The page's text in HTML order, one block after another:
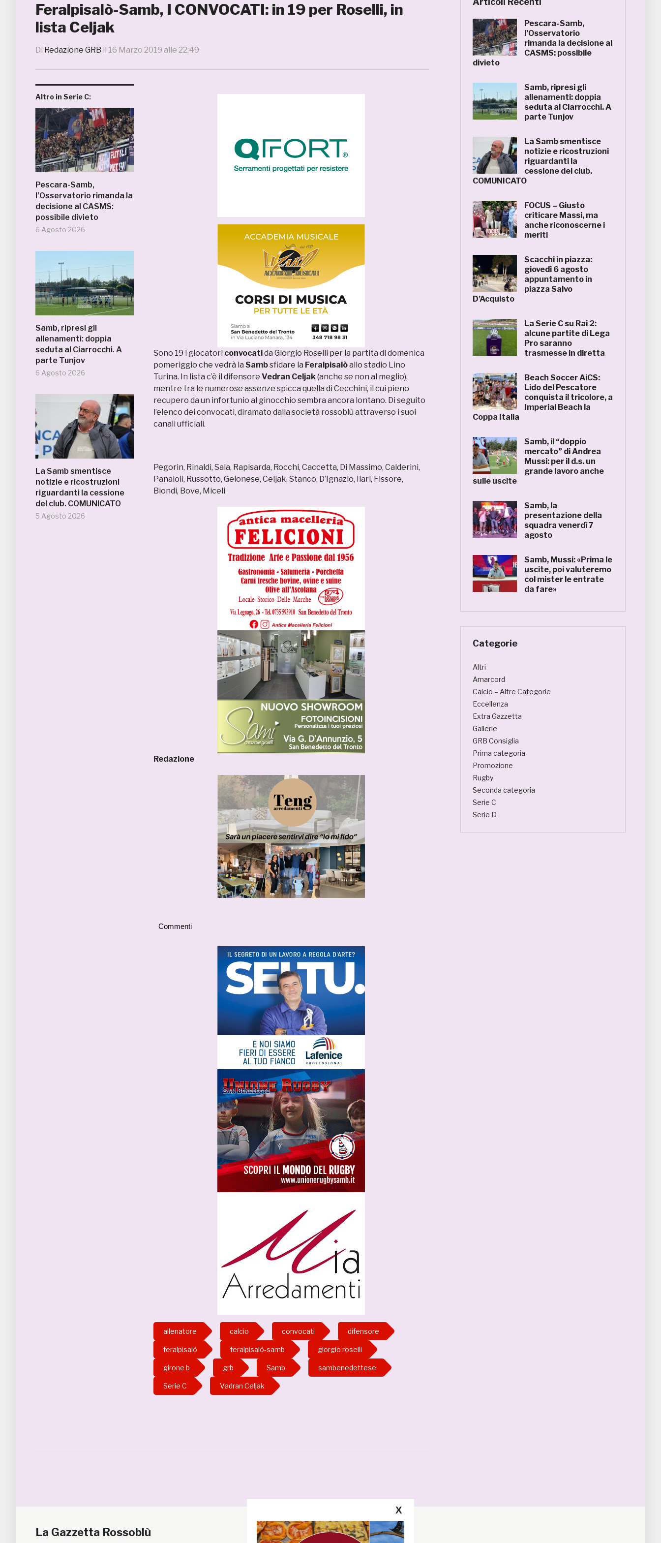
Feralpisalò-Samb, I CONVOCATI: in 19 per Roselli, in
lista Celjak
Di Redazione GRB il 16 Marzo 2019 alle 22:49
Altro in Serie C:
Pescara-Samb,
l’Osservatorio rimanda la
decisione al CASMS:
possibile divieto
6 Agosto 2026
Samb, ripresi gli
allenamenti: doppia
seduta al Ciarrocchi. A
parte Tunjov
6 Agosto 2026
La Samb smentisce
notizie e ricostruzioni
riguardanti la cessione
del club. COMUNICATO
5 Agosto 2026
Sono 19 i giocatori convocatida Giorgio Roselli per la partita di domenica
pomeriggio che vedrà la Sambsfidare la Feralpisalòallo stadio Lino
Turina. In lista c’è il difensore Vedran Celjak(anche se non al meglio),
mentre tra le numerose assenze spicca quella di Cecchini, il cui pieno
recupero da un infortunio al ginocchio sembra ancora lontano. Di seguito
l’elenco dei convocati, diramato dalla società rossoblù attraverso i suoi
canali ufficiali.
Pegorin, Rinaldi, Sala, Rapisarda, Rocchi, Caccetta, Di Massimo, Calderini,
Panaioli, Russotto, Gelonese, Celjak, Stanco, D’Ignazio, Ilari, Fissore,
Biondi, Bove, Miceli
Redazione
Commenti
allenatore calcio convocati difensore
feralpisalò feralpisalò-samb giorgio roselli
girone b grb Samb sambenedettese
Serie C Vedran Celjak
Pescara-Samb,
l’Osservatorio
rimanda la decisione al
CASMS: possibile
divieto
Samb, ripresi gli
allenamenti: doppia
seduta al Ciarrocchi. A
parte Tunjov
La Samb smentisce
notizie e ricostruzioni
riguardanti la
cessione del club.
COMUNICATO
FOCUS – Giusto
criticare Massi, ma
anche riconoscerne i
meriti
Scacchi in piazza:
giovedì 6 agosto
appuntamento in
piazza Salvo
D’Acquisto
La Serie C su Rai 2:
alcune partite di Lega
Pro saranno
trasmesse in diretta
Beach Soccer AiCS:
Lido del Pescatore
conquista il tricolore, a
Imperial Beach la
Coppa Italia
Samb, il “doppio
mercato” di Andrea
Mussi: per il d.s. un
grande lavoro anche
sulle uscite
Samb, la
presentazione della
squadra venerdì 7
agosto
Samb, Mussi: «Prima le
uscite, poi valuteremo
col mister le entrate
da fare»
Categorie
Altri
Amarcord
Calcio – Altre Categorie
Eccellenza
Extra Gazzetta
Gallerie
GRB Consiglia
Prima categoria
Promozione
Rugby
Seconda categoria
Serie C
Serie D
La Gazzetta Rossoblù Segui la GRB
X